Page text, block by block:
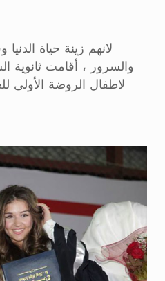
لانهم زينة حياة
والسرور ، أقامت ثانوية